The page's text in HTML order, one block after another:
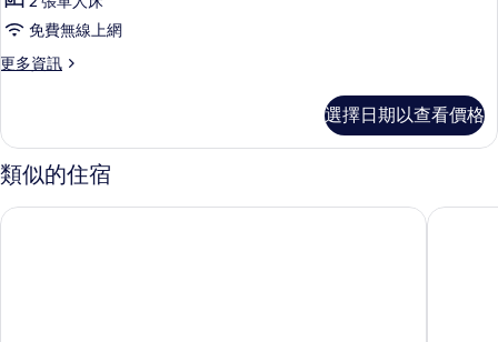
房
的
所
相
片
免費無線上網
更多資訊
更
雙
床
房
詳
選擇日期以查看價格
類似的住宿
珠海橫琴希爾頓逸林酒店 珠海華